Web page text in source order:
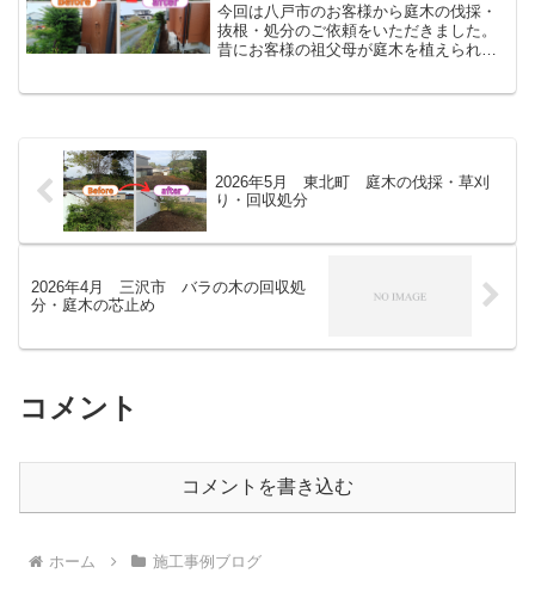
今回は八戸市のお客様から庭木の伐採・
抜根・処分のご依頼をいただきました。
昔にお客様の祖父母が庭木を植えられた
2026年5月 東北町 庭木の伐採・草刈
り・回収処分
2026年4月 三沢市 バラの木の回収処
分・庭木の芯止め
コメント
コメントを書き込む
ホーム 施工事例ブログ